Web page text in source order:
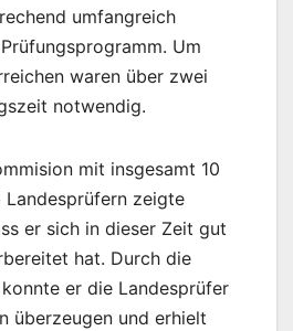
umfangreich
Um
waren über zwei
notwendig.
mit insgesamt 10
Landesprüfern zeigte
er sich in dieser Zeit gut
hat. Durch die
er die Landesprüfer
überzeugen und erhielt